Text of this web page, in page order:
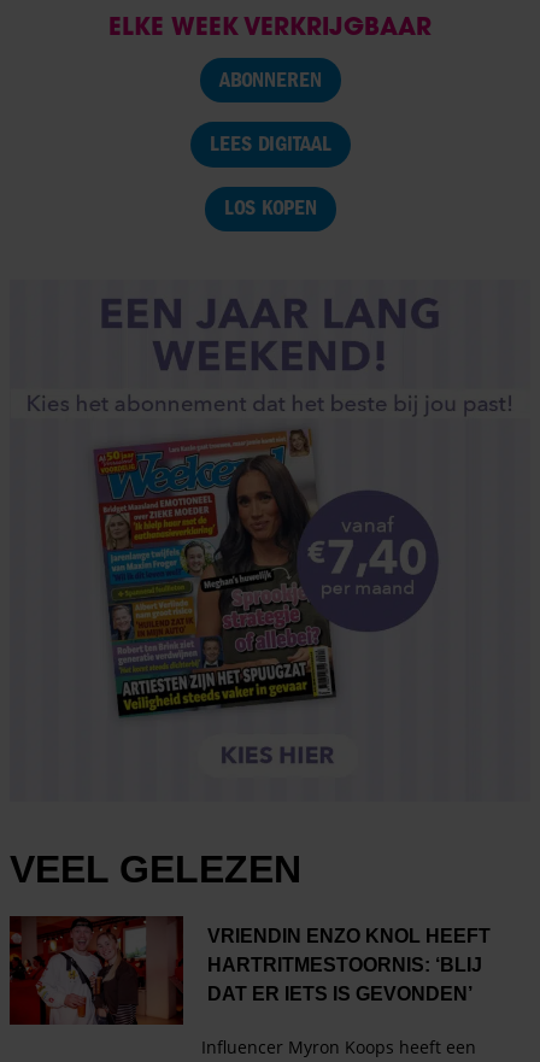
ELKE WEEK VERKRIJGBAAR
ABONNEREN
LEES DIGITAAL
LOS KOPEN